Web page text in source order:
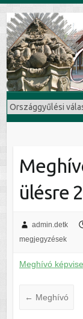
ülésre
admin.detk
megjegyzések
Meghívó
← Meghívó